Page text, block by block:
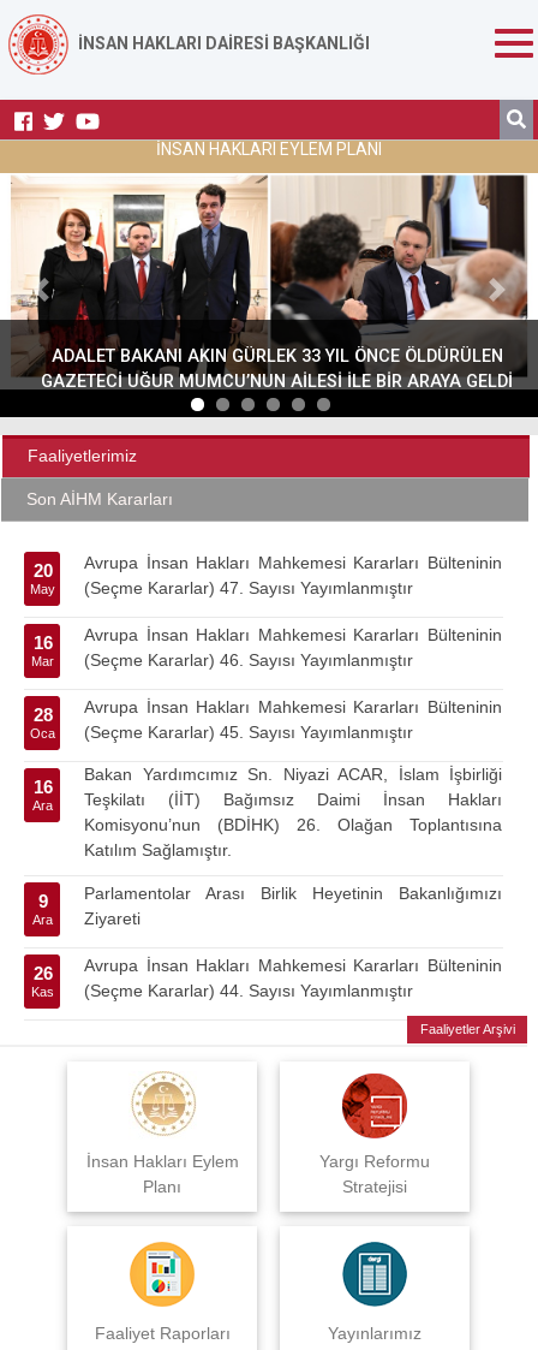
İNSAN HAKLARI DAİRESİ BAŞKANLIĞI
İNSAN HAKLARI EYLEM PLANI
ADALET BAKANI AKIN GÜRLEK 33 YIL ÖNCE ÖLDÜRÜLEN
GAZETECİ UĞUR MUMCU’NUN AİLESİ İLE BİR ARAYA GELDİ
Previous Next
Faaliyetlerimiz
Son AİHM Kararları
20
May
Avrupa İnsan Hakları Mahkemesi Kararları Bülteninin
(Seçme Kararlar) 47. Sayısı Yayımlanmıştır
16
Mar
Avrupa İnsan Hakları Mahkemesi Kararları Bülteninin
(Seçme Kararlar) 46. Sayısı Yayımlanmıştır
28
Oca
Avrupa İnsan Hakları Mahkemesi Kararları Bülteninin
(Seçme Kararlar) 45. Sayısı Yayımlanmıştır
16
Ara
Bakan Yardımcımız Sn. Niyazi ACAR, İslam İşbirliği
Teşkilatı (İİT) Bağımsız Daimi İnsan Hakları
Komisyonu’nun (BDİHK) 26. Olağan Toplantısına
Katılım Sağlamıştır.
9
Ara
Parlamentolar Arası Birlik Heyetinin Bakanlığımızı
Ziyareti
26
Kas
Avrupa İnsan Hakları Mahkemesi Kararları Bülteninin
(Seçme Kararlar) 44. Sayısı Yayımlanmıştır
Faaliyetler Arşivi
İnsan Hakları Eylem
Planı
Yargı Reformu
Stratejisi
Faaliyet Raporları Yayınlarımız